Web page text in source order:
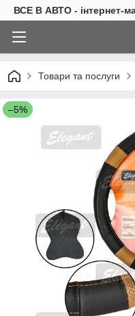
ВСЕ В АВТО - інтернет-
Товари та послуги
–5%